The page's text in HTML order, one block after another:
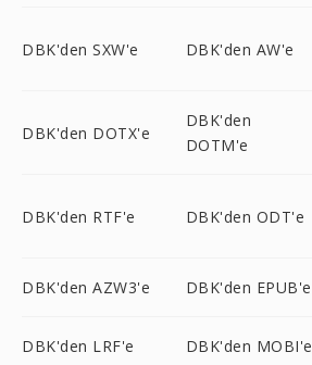
DBK'den SXW'e DBK'den AW'e
DBK'den DOTX'e
DBK'den
DOTM'e
DBK'den RTF'e DBK'den ODT'e
DBK'den AZW3'e DBK'den EPUB'e
DBK'den LRF'e DBK'den MOBI'e